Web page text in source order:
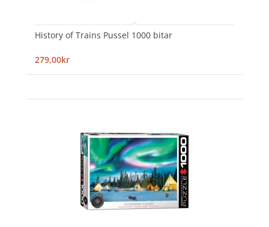
History of Trains Pussel 1000 bitar
279,00kr